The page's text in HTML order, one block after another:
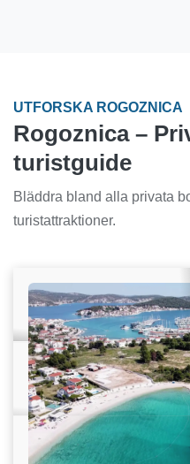
UTFORSKA ROGOZNICA
Rogoznica –
turistguide
Bläddra bland alla privata
turistattraktioner.